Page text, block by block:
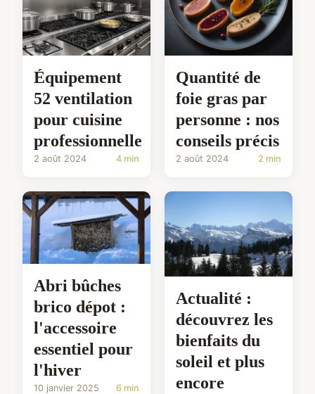
Équipement
52 ventilation
pour cuisine
professionnelle
2 août 2024 4 min
Quantité de
foie gras par
personne : nos
conseils précis
2 août 2024 2 min
Abri bûches
brico dépot :
l'accessoire
essentiel pour
l'hiver
10 janvier 2025 6 min
Actualité :
découvrez les
bienfaits du
soleil et plus
encore